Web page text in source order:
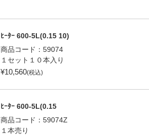
ﾋｰﾀｰ 600-5L(0.15 10)
商品コード： 59074
１セット１０本入り
¥10,560(税込)
ﾋｰﾀｰ 600-5L(0.15
商品コード： 59074Z
１本売り